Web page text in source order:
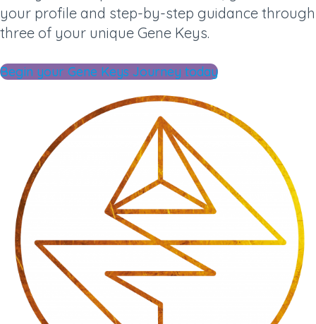
your profile and step-by-step guidance through
three of your unique Gene Keys.
Begin your Gene Keys Journey today